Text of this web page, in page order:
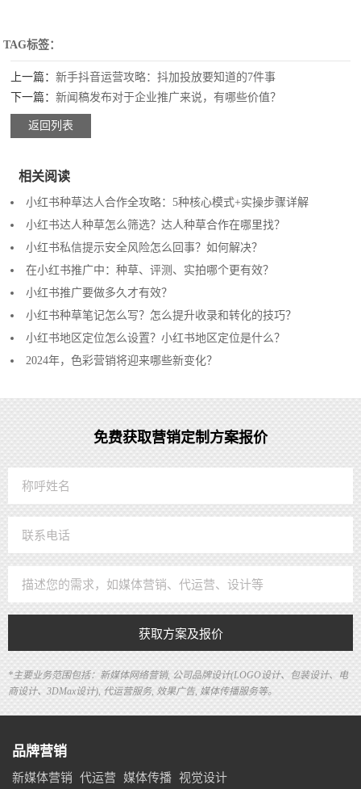
TAG标签：
上一篇：新手抖音运营攻略：抖加投放要知道的7件事
下一篇：新闻稿发布对于企业推广来说，有哪些价值？
返回列表
相关阅读
小红书种草达人合作全攻略：5种核心模式+实操步骤详解
小红书达人种草怎么筛选？达人种草合作在哪里找？
小红书私信提示安全风险怎么回事？如何解决？
在小红书推广中：种草、评测、实拍哪个更有效？
小红书推广要做多久才有效？
小红书种草笔记怎么写？怎么提升收录和转化的技巧？
小红书地区定位怎么设置？小红书地区定位是什么？
2024年，色彩营销将迎来哪些新变化？
免费获取营销定制方案报价
获取方案及报价
*主要业务范围包括：新媒体网络营销, 公司品牌设计(LOGO设计、包装设计、电
商设计、3DMax设计), 代运营服务, 效果广告, 媒体传播服务等。
品牌营销
新媒体营销 代运营 媒体传播 视觉设计